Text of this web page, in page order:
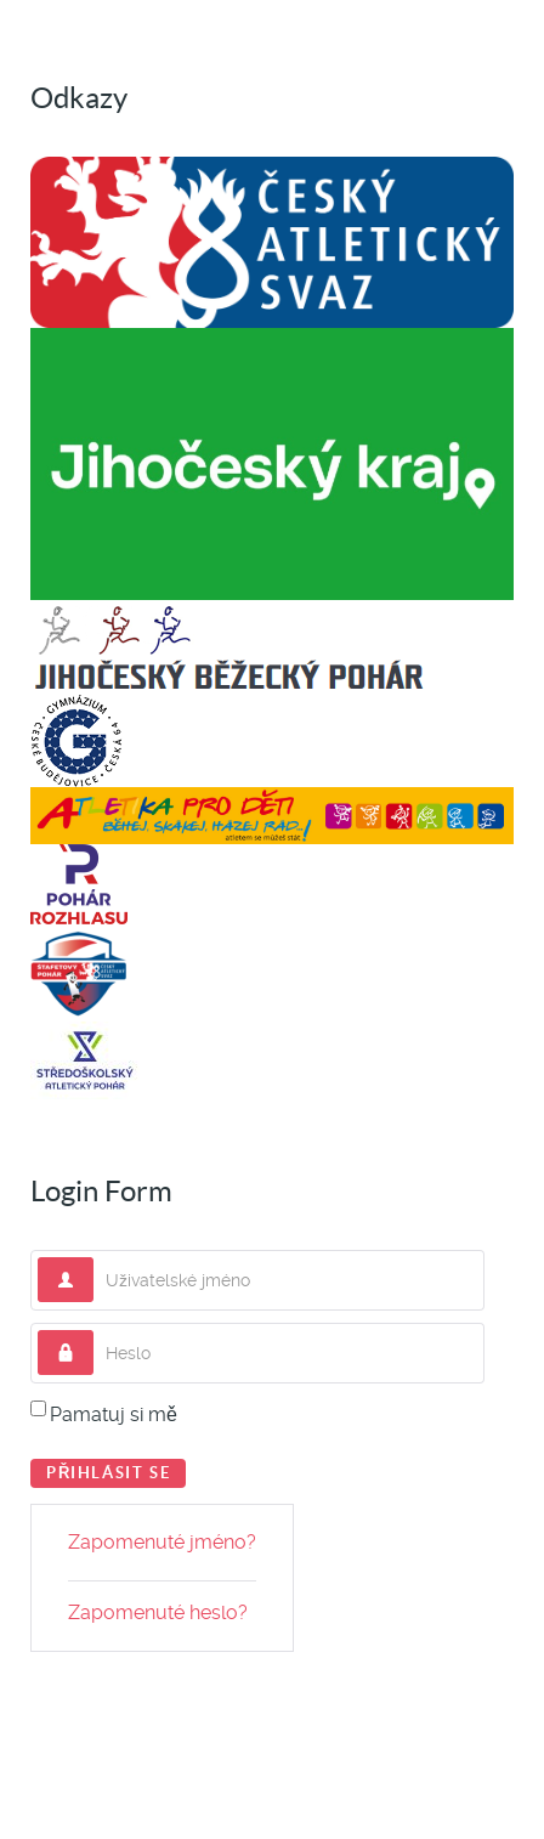
Odkazy
Login Form
Uživatelské jméno
Heslo
Pamatuj si mě
PŘIHLÁSIT SE
Zapomenuté jméno?
Zapomenuté heslo?